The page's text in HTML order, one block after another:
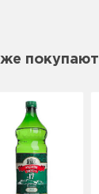
покупают